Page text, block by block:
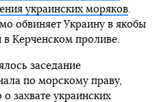
украинских моряков.
обвиняет Украину в якобы
Керченском проливе.
заседание
по морскому праву,
захвате украинских